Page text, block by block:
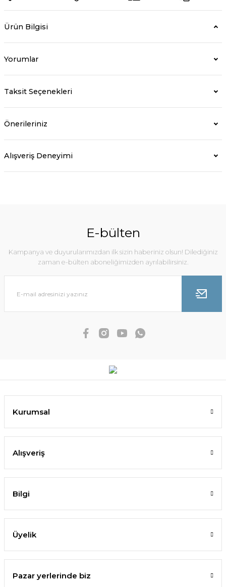
Ürün Bilgisi
Yorumlar
Taksit Seçenekleri
Önerileriniz
Alışveriş Deneyimi
E-bülten
Kampanya ve duyurularımızdan ilk sizin haberiniz olsun! Dilediğiniz
zaman e-bülten aboneliğimizden ayrılabilirsiniz.
Kurumsal
Alışveriş
Bilgi
Üyelik
Pazar yerlerinde biz